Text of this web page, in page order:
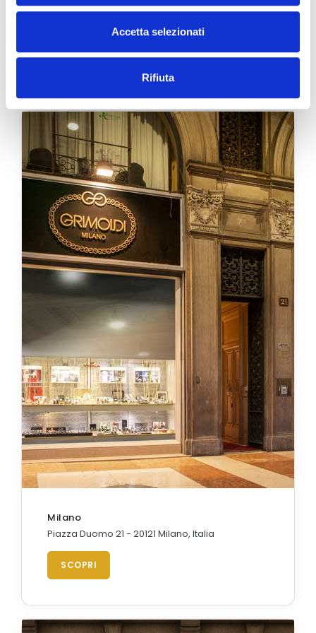
Accetta selezionati
Rifiuta
Le Boutique Grimoldi
Milano
Piazza Duomo 21 - 20121 Milano, Italia
SCOPRI